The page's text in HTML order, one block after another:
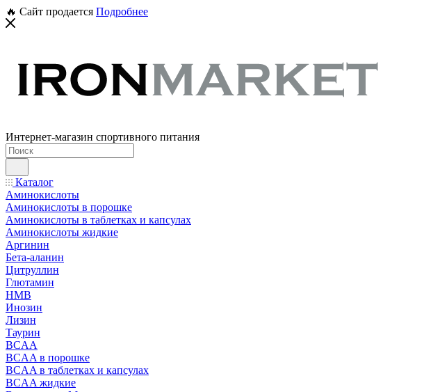
🔥 Сайт продается Подробнее
Интернет-магазин спортивного питания
Каталог
Аминокислоты
Аминокислоты в порошке
Аминокислоты в таблетках и капсулах
Аминокислоты жидкие
Аргинин
Бета-аланин
Цитруллин
Глютамин
HMB
Инозин
Лизин
Таурин
BCAA
BCAA в порошке
BCAA в таблетках и капсулах
BCAA жидкие